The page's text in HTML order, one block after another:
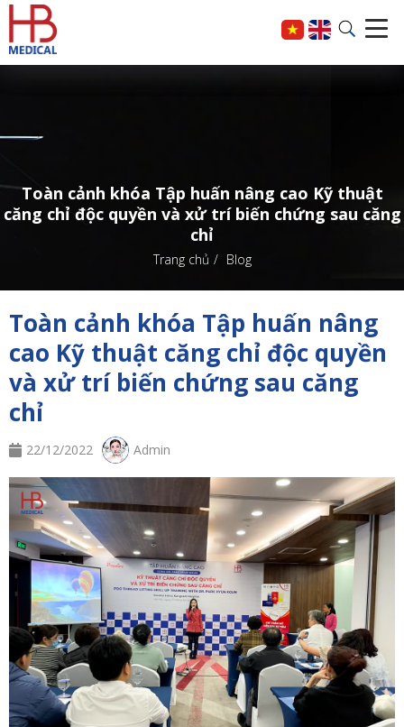
Toàn cảnh khóa Tập huấn nâng cao Kỹ thuật
căng chỉ độc quyền và xử trí biến chứng sau căng
chỉ
Trang chủ Blog
Toàn cảnh khóa Tập huấn nâng
cao Kỹ thuật căng chỉ độc quyền
và xử trí biến chứng sau căng
chỉ
22/12/2022 Admin